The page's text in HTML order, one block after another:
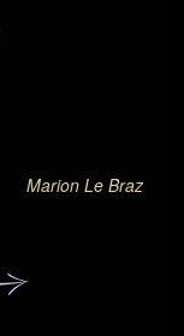
Marion Le Braz